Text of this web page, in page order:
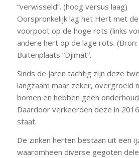
“verwisseld”. (hoog versus laag)
Oorspronkelijk lag het Hert met
voorpoot op de hoge rots (links
andere hert op de lage rots.
Buitenplaats “Djimat”.
Sinds de jaren tachtig zijn deze
langzaam maar zeker, overgroeid
bomen en hebben geen
Daardoor verkeerden deze in
staat.
De zinken herten bestaan uit een
waaromheen diverse gegoten